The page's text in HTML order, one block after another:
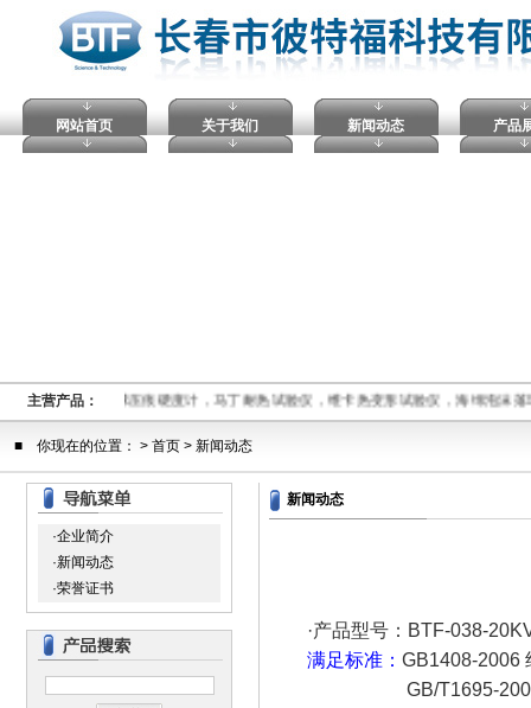
网站首页 关于我们 新闻动态 产品
主营产品：
穿试验仪，塑料球压痕硬度计，马丁耐热试验仪，维卡热变形试验仪，海绵泡沫
■ 你现在的位置： > 首页 > 新闻动态
·企业简介
·新闻动态
·荣誉证书
新闻动态
·产品型号：BTF-038-
满足标准： GB1408-2006
GB/T1695-2005